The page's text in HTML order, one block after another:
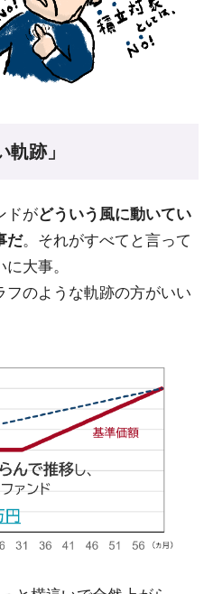
跡」
ドがどういう風に動いてい
だ。それがすべてと言って
大事。
のような軌跡の方がいい